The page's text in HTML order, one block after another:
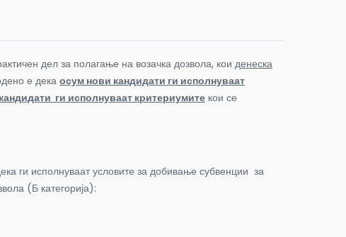
дел за полагање на возачка дозвола, кои денеска
е дека осум нови кандидати ги исполнуваат
ги исполнуваат критериумите кои се
ги исполнуваат условите за добивање субвенции за
(Б категорија):